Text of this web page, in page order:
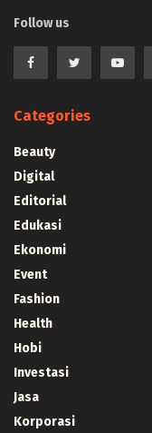
Follow us
Categories
Beauty
Digital
Editorial
Edukasi
Ekonomi
Event
Fashion
Health
Hobi
Investasi
Jasa
Korporasi